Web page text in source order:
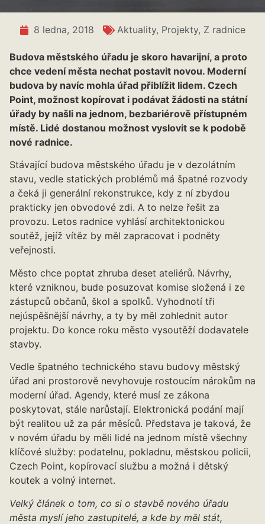
8 ledna, 2018 Aktuality, Projekty, Z radnice
Budova městského úřadu je skoro havarijní, a proto
chce vedení města nechat postavit novou. Moderní
budova by navíc mohla úřad přiblížit lidem. Czech
Point, možnost kopírovat i podávat žádosti na státní
úřady by našli na jednom, bezbariérově přístupném
místě. Lidé dostanou možnost vyslovit se k podobě
nové radnice.
Stávající budova městského úřadu je v dezolátním
stavu, vedle statických problémů má špatné rozvody
a čeká ji generální rekonstrukce, kdy z ní zbydou
prakticky jen obvodové zdi. A to nelze řešit za
provozu. Letos radnice vyhlásí architektonickou
soutěž, jejíž vítěz by měl zapracovat i podněty
veřejnosti.
Město chce poptat zhruba deset ateliérů. Návrhy,
které vzniknou, bude posuzovat komise složená i ze
zástupců občanů, škol a spolků. Vyhodnotí tři
nejúspěšnější návrhy, a ty by měl zohlednit autor
projektu. Do konce roku město vysoutěží dodavatele
stavby.
Vedle špatného technického stavu budovy městský
úřad ani prostorově nevyhovuje rostoucím nárokům na
moderní úřad. Agendy, které musí ze zákona
poskytovat, stále narůstají. Elektronická podání mají
být realitou už za pár měsíců. Představa je taková, že
v novém úřadu by měli lidé na jednom místě všechny
klíčové služby: podatelnu, pokladnu, městskou policii,
Czech Point, kopírovací službu a možná i dětský
koutek a volný internet.
Velký článek o tom, co si o stavbě nového úřadu
města myslí jeho zastupitelé, a kde by měl stát,